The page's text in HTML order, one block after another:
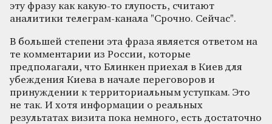
эту фразу как какую-то глупость, считают
аналитики телеграм-канала "Срочно. Сейчас".
В большей степени эта фраза является ответом на
те комментарии из России, которые
предполагали, что Блинкен приехал в Киев для
убеждения Киева в начале переговоров и
принуждении к территориальным уступкам. Это
не так. И хотя информации о реальных
результатах визита пока немного, есть достаточно